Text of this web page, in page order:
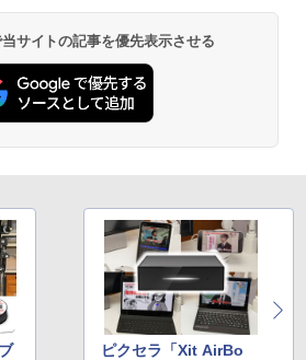
サイトの記事を優先表示させる
ピクセラ「Xit AirBo